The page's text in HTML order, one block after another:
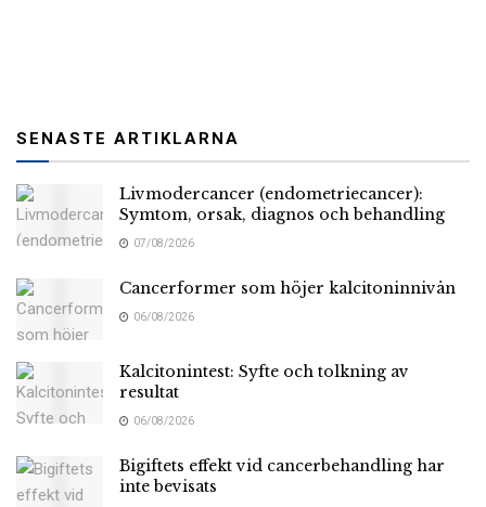
SENASTE ARTIKLARNA
Livmodercancer (endometriecancer):
Symtom, orsak, diagnos och behandling
07/08/2026
Cancerformer som höjer kalcitoninnivån
06/08/2026
Kalcitonintest: Syfte och tolkning av
resultat
06/08/2026
Bigiftets effekt vid cancerbehandling har
inte bevisats